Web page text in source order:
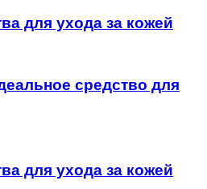
для ухода за кожей
средство для
для ухода за кожей